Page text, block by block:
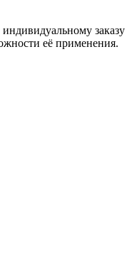
заказу
её применения.